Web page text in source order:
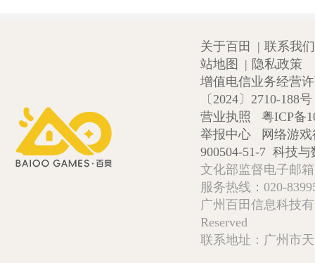
关于百田 | 联系我们
站地图
| 隐私政策
增值电信业务经营
〔2024〕2710-188号
营业执照
粤ICP备
举报中心
网络游
900504-51-7 科技与
文化部监督电子邮
服务热线：020-
广州百田信息科技
Reserved
联系地址：广州市